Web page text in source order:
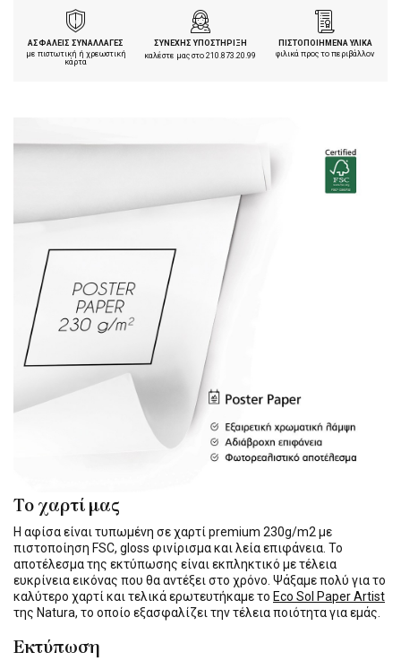
ΑΣΦΑΛΕΙΣ ΣΥΝΑΛΛΑΓΕΣ
με πιστωτική ή χρεωστική
κάρτα
ΣΥΝΕΧΗΣ ΥΠΟΣΤΗΡΙΞΗ
καλέστε μας στο210.873.20.99
ΠΙΣΤΟΠΟΙΗΜΕΝΑ ΥΛΙΚΑ
φιλικά προς το περιβάλλον
Το χαρτί μας
Η αφίσα είναι τυπωμένη σε χαρτί premium 230g/m2 με
πιστοποίηση FSC, gloss φινίρισμα και λεία επιφάνεια. Το
αποτέλεσμα της εκτύπωσης είναι εκπληκτικό με τέλεια
ευκρίνεια εικόνας που θα αντέξει στο χρόνο. Ψάξαμε πολύ για το
καλύτερο χαρτί και τελικά ερωτευτήκαμε το Eco Sol Paper Artist
της Natura, το οποίο εξασφαλίζει την τέλεια ποιότητα για εμάς.
Εκτύπωση